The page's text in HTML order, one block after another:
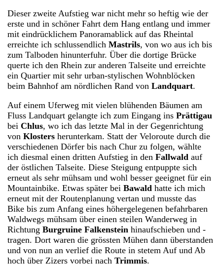
Dieser zweite Aufstieg war nicht mehr so heftig wie der
erste und in schöner Fahrt dem Hang entlang und immer
mit eindrücklichem Panoramablick auf das Rheintal
erreichte ich schlussendlichMastrils, von wo aus ich bis
zum Talboden hinunterfuhr. Über die dortige Brücke
querte ich den Rhein zur anderen Talseite und erreichte
ein Quartier mit sehr urban-stylischen Wohnblöcken
beim Bahnhof am nördlichen Rand vonLandquart.
Auf einem Uferweg mit vielen blühenden Bäumen am
Fluss Landquart gelangte ich zum Eingang insPrättigau
beiChlus, wo ich das letzte Mal in der Gegenrichtung
vonKlosters herunterkam. Statt der Veloroute durch die
verschiedenen Dörfer bis nach Chur zu folgen, wählte
ich diesmal einen dritten Aufstieg in denFallwald auf
der östlichen Talseite. Diese Steigung entpuppte sich
erneut als sehr mühsam und wohl besser geeignet für ein
Mountainbike. Etwas später beiBawald hatte ich mich
erneut mit der Routenplanung vertan und musste das
Bike bis zum Anfang eines höhergelegenen befahrbaren
Waldwegs mühsam über einen steilen Wanderweg in
RichtungBurgruine Falkenstein hinaufschieben und -
tragen. Dort waren die grössten Mühen dann überstanden
und von nun an verlief die Route in stetem Auf und Ab
hoch über Zizers vorbei nachTrimmis.